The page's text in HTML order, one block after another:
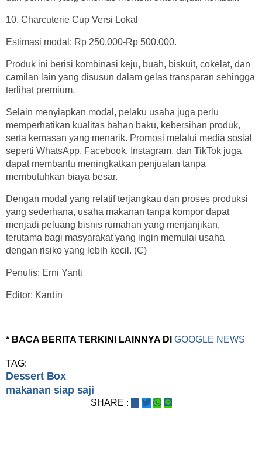
10. Charcuterie Cup Versi Lokal
Estimasi modal: Rp 250.000-Rp 500.000.
Produk ini berisi kombinasi keju, buah, biskuit, cokelat, dan
camilan lain yang disusun dalam gelas transparan sehingga
terlihat premium.
Selain menyiapkan modal, pelaku usaha juga perlu
memperhatikan kualitas bahan baku, kebersihan produk,
serta kemasan yang menarik. Promosi melalui media sosial
seperti WhatsApp, Facebook, Instagram, dan TikTok juga
dapat membantu meningkatkan penjualan tanpa
membutuhkan biaya besar.
Dengan modal yang relatif terjangkau dan proses produksi
yang sederhana, usaha makanan tanpa kompor dapat
menjadi peluang bisnis rumahan yang menjanjikan,
terutama bagi masyarakat yang ingin memulai usaha
dengan risiko yang lebih kecil. (C)
Penulis: Erni Yanti
Editor: Kardin
* BACA BERITA TERKINI LAINNYA DI GOOGLE NEWS
TAG:
Dessert Box
makanan siap saji
SHARE :